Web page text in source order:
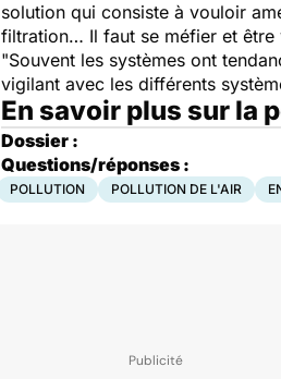
solution qui consiste à vouloir
filtration… Il faut se méfier et être
"Souvent les systèmes ont
vigilant avec les différents
En savoir plus sur la
Dossier :
Questions/réponses :
POLLUTION POLLUTION DE L'AIR